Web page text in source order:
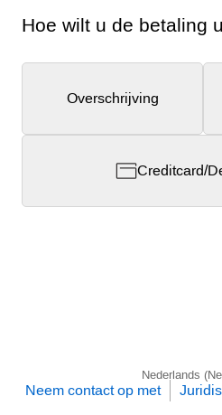
Hoe wilt u de betaling
Overschrijving
Creditcard/
Nederlands
Neem contact op met